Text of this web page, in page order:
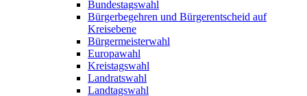
Bundestagswahl
Bürgerbegehren und Bürgerentscheid auf
Kreisebene
Bürgermeisterwahl
Europawahl
Kreistagswahl
Landratswahl
Landtagswahl